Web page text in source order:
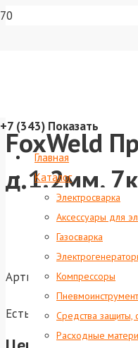
+7 (343) Показать
Главная
Каталог
Электросварка
Аксессуары для
Газосварка
Компрессоры
Пневмоинструмент
Средства
Расходные
FoxWeld
д.1.2мм,
Артикул: foxweld-1585
Есть в наличии